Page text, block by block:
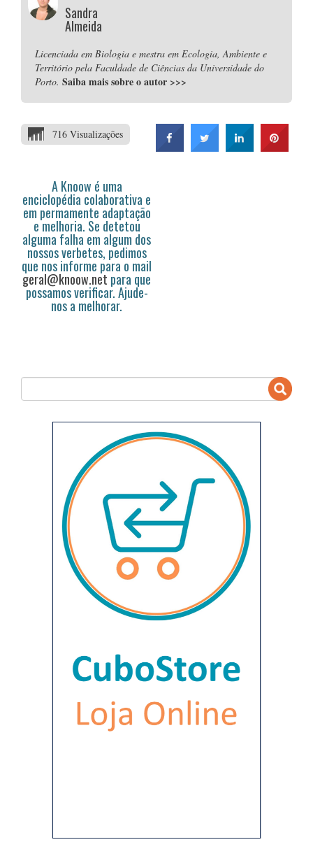
Sandra
Almeida
Licenciada em Biologia e mestra em Ecologia, Ambiente e
Território pela Faculdade de Ciências da Universidade do
Porto. Saiba mais sobre o autor >>>
716 Visualizações
A Knoow é uma
enciclopédia colaborativa e
em permamente adaptação
e melhoria. Se detetou
alguma falha em algum dos
nossos verbetes, pedimos
que nos informe para o mail
geral@knoow.net para que
possamos verificar. Ajude-
nos a melhorar.